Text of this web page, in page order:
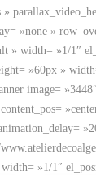
»
»none »
» width= »1/1″
»60px »
image=
»1/1″